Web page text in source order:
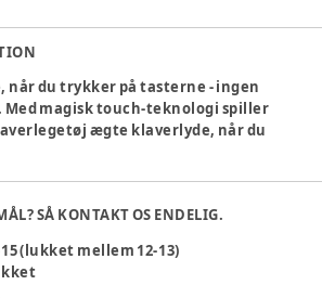
når du trykker på tasterne - ingen
Med magisk touch-teknologi spiller
ægte klaverlyde, når du
knapper, bare magi. To
de farvede noter på arkene til de
egne melodier, og med
det muligt at skrue enten op eller ned.
SÅ KONTAKT OS ENDELIG.
(lukket mellem 12-13)